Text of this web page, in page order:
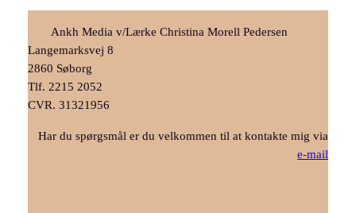
Ankh Media v/Lærke Christina Morell Pedersen
Langemarksvej 8
2860 Søborg
Tlf. 2215 2052
CVR. 31321956
Har du spørgsmål er du velkommen til at kontakte mig via
e-mail